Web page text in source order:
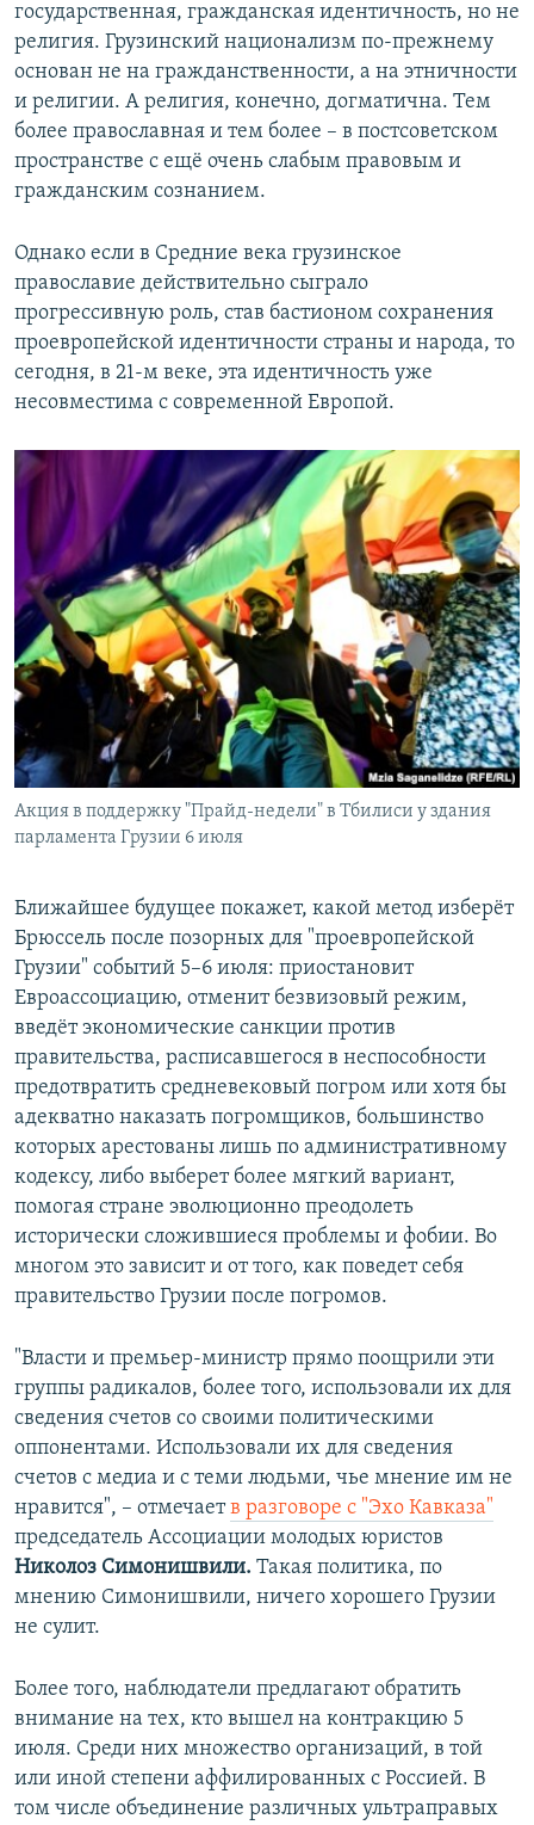
государственная, гражданская идентичность, но не
религия. Грузинский национализм по-прежнему
основан не на гражданственности, а на этничности
и религии. А религия, конечно, догматична. Тем
более православная и тем более – в постсоветском
пространстве с ещё очень слабым правовым и
гражданским сознанием.
Однако если в Средние века грузинское
православие действительно сыграло
прогрессивную роль, став бастионом сохранения
проевропейской идентичности страны и народа, то
сегодня, в 21-м веке, эта идентичность уже
несовместима с современной Европой.
Акция в поддержку "Прайд-недели" в Тбилиси у здания
парламента Грузии 6 июля
Ближайшее будущее покажет, какой метод изберёт
Брюссель после позорных для "проевропейской
Грузии" событий 5–6 июля: приостановит
Евроассоциацию, отменит безвизовый режим,
введёт экономические санкции против
правительства, расписавшегося в неспособности
предотвратить средневековый погром или хотя бы
адекватно наказать погромщиков, большинство
которых арестованы лишь по административному
кодексу, либо выберет более мягкий вариант,
помогая стране эволюционно преодолеть
исторически сложившиеся проблемы и фобии. Во
многом это зависит и от того, как поведет себя
правительство Грузии после погромов.
"Власти и премьер-министр прямо поощрили эти
группы радикалов, более того, использовали их для
сведения счетов со своими политическими
оппонентами. Использовали их для сведения
счетов с медиа и с теми людьми, чье мнение им не
нравится", – отмечаетв разговоре с "Эхо Кавказа"
председатель Ассоциации молодых юристов
Николоз Симонишвили. Такая политика, по
мнению Симонишвили, ничего хорошего Грузии
не сулит.
Более того, наблюдатели предлагают обратить
внимание на тех, кто вышел на контракцию 5
июля. Среди них множество организаций, в той
или иной степени аффилированных с Россией. В
том числе объединение различных ультраправых